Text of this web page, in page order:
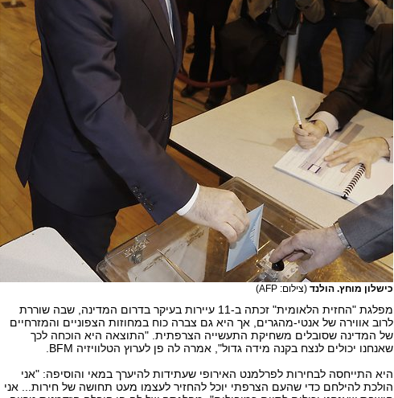
כישלון מוחץ. הולנד (צילום: AFP)
מפלגת "החזית הלאומית" זכתה ב-11 עיירות בעיקר בדרום המדינה, שבה שוררת
לרוב אווירה של אנטי-מהגרים, אך היא גם צברה כוח במחוזות הצפוניים והמזרחיים
של המדינה שסובלים משחיקת התעשייה הצרפתית. "התוצאה היא הוכחה לכך
שאנחנו יכולים לנצח בקנה מידה גדול", אמרה לה פן לערוץ הטלוויזיה BFM.
היא התייחסה לבחירות לפרלמנט האירופי שעתידות להיערך במאי והוסיפה: "אני
הולכת להילחם כדי שהעם הצרפתי יוכל להחזיר לעצמו מעט תחושה של חירות... אני